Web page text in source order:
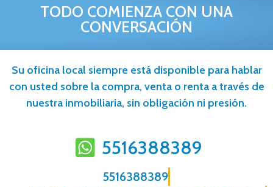
TODO COMIENZA CON UNA
CONVERSACIÓN
Su oficina local siempre está disponible para hablar
con usted sobre la compra, venta o renta a través de
nuestra inmobiliaria, sin obligación ni presión.
5516388389
5516388389